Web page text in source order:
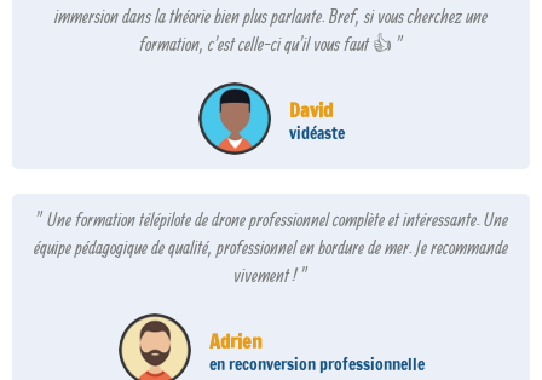
immersion dans la théorie bien plus parlante. Bref, si vous cherchez une
formation, c'est celle-ci qu'il vous faut 👍 "
David
vidéaste
" Une formation télépilote de drone professionnel complète et intéressante. Une
équipe pédagogique de qualité, professionnel en bordure de mer. Je recommande
vivement ! "
Adrien
en reconversion professionnelle